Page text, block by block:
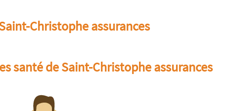
Christophe assurances
santé de Saint-Christophe assurances